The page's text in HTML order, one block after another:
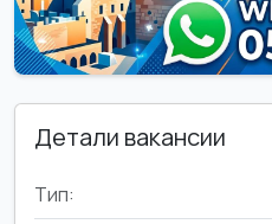
Детали вакансии
Тип: